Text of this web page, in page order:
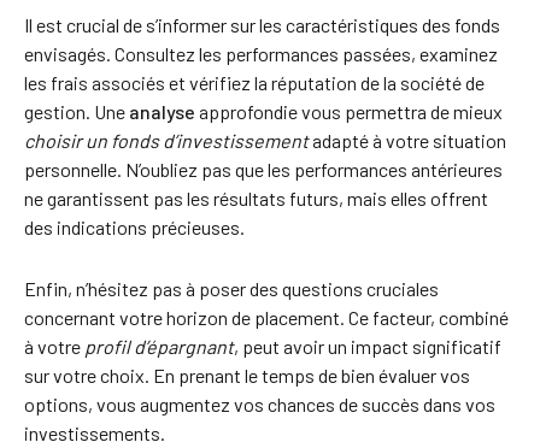
Il est crucial de s’informer sur les caractéristiques des fonds
envisagés. Consultez les performances passées, examinez
les frais associés et vérifiez la réputation de la société de
gestion. Une analyse approfondie vous permettra de mieux
choisir un fonds d’investissementadapté à votre situation
personnelle. N’oubliez pas que les performances antérieures
ne garantissent pas les résultats futurs, mais elles offrent
des indications précieuses.
Enfin, n’hésitez pas à poser des questions cruciales
concernant votre horizon de placement. Ce facteur, combiné
à votre profil d’épargnant, peut avoir un impact significatif
sur votre choix. En prenant le temps de bien évaluer vos
options, vous augmentez vos chances de succès dans vos
investissements.